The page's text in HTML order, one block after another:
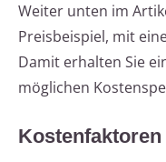
Weiter unten im
Preisbeispiel, mit
Damit erhalten Sie
möglichen
Kostenfaktoren